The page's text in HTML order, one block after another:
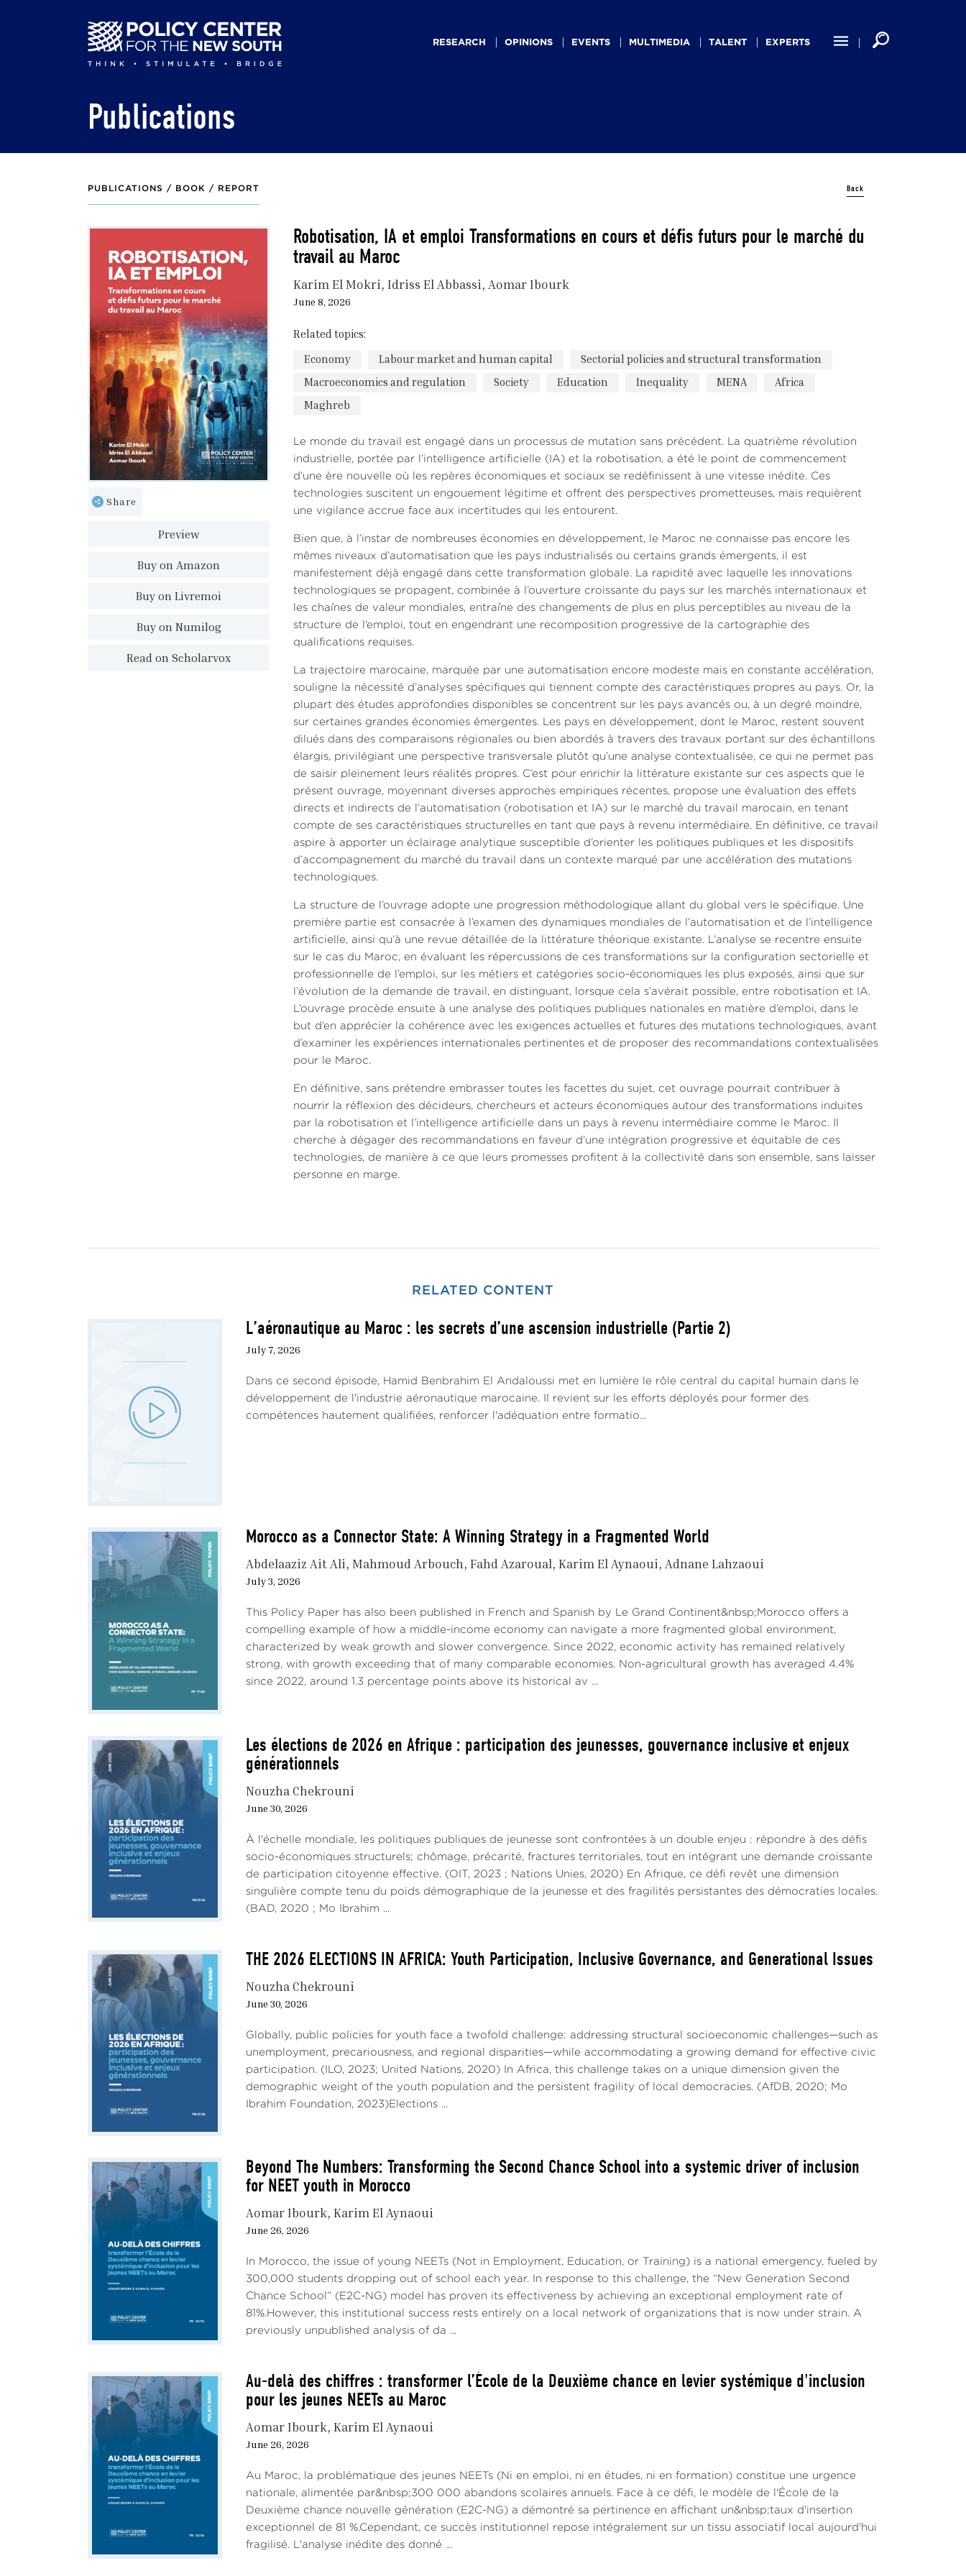
navigationRESEARCH OPINIONS EVENTS MULTIMEDIA TALENT EXPERTS
Publications
PUBLICATIONS / BOOK / REPORT Back
Share
Preview
Buy on Amazon
Buy on Livremoi
Buy on Numilog
Read on Scholarvox
Robotisation, IA et emploi Transformations en cours et défis futurs pour le marché du
travail au Maroc
Karim El Mokri Idriss El Abbassi Aomar Ibourk
June 8, 2026
Related topics:
Economy
Labour market and human capital
Sectorial policies and structural transformation
Macroeconomics and regulation
Society Education Inequality MENA
Africa
Maghreb
Le monde du travail est engagé dans un processus de mutation sans précédent. La quatrième révolution
industrielle, portée par l’intelligence artificielle (IA) et la robotisation, a été le point de commencement
d’une ère nouvelle où les repères économiques et sociaux se redéfinissent à une vitesse inédite. Ces
technologies suscitent un engouement légitime et offrent des perspectives prometteuses, mais requièrent
une vigilance accrue face aux incertitudes qui les entourent.
Bien que, à l’instar de nombreuses économies en développement, le Maroc ne connaisse pas encore les
mêmes niveaux d’automatisation que les pays industrialisés ou certains grands émergents, il est
manifestement déjà engagé dans cette transformation globale. La rapidité avec laquelle les innovations
technologiques se propagent, combinée à l’ouverture croissante du pays sur les marchés internationaux et
les chaînes de valeur mondiales, entraîne des changements de plus en plus perceptibles au niveau de la
structure de l’emploi, tout en engendrant une recomposition progressive de la cartographie des
qualifications requises.
La trajectoire marocaine, marquée par une automatisation encore modeste mais en constante accélération,
souligne la nécessité d’analyses spécifiques qui tiennent compte des caractéristiques propres au pays. Or, la
plupart des études approfondies disponibles se concentrent sur les pays avancés ou, à un degré moindre,
sur certaines grandes économies émergentes. Les pays en développement, dont le Maroc, restent souvent
dilués dans des comparaisons régionales ou bien abordés à travers des travaux portant sur des échantillons
élargis, privilégiant une perspective transversale plutôt qu’une analyse contextualisée, ce qui ne permet pas
de saisir pleinement leurs réalités propres. C’est pour enrichir la littérature existante sur ces aspects que le
présent ouvrage, moyennant diverses approches empiriques récentes, propose une évaluation des effets
directs et indirects de l’automatisation (robotisation et IA) sur le marché du travail marocain, en tenant
compte de ses caractéristiques structurelles en tant que pays à revenu intermédiaire. En définitive, ce travail
aspire à apporter un éclairage analytique susceptible d’orienter les politiques publiques et les dispositifs
d’accompagnement du marché du travail dans un contexte marqué par une accélération des mutations
technologiques.
La structure de l’ouvrage adopte une progression méthodologique allant du global vers le spécifique. Une
première partie est consacrée à l’examen des dynamiques mondiales de l’automatisation et de l’intelligence
artificielle, ainsi qu’à une revue détaillée de la littérature théorique existante. L’analyse se recentre ensuite
sur le cas du Maroc, en évaluant les répercussions de ces transformations sur la configuration sectorielle et
professionnelle de l’emploi, sur les métiers et catégories socio-économiques les plus exposés, ainsi que sur
l’évolution de la demande de travail, en distinguant, lorsque cela s’avérait possible, entre robotisation et IA.
L’ouvrage procède ensuite à une analyse des politiques publiques nationales en matière d’emploi, dans le
but d’en apprécier la cohérence avec les exigences actuelles et futures des mutations technologiques, avant
d’examiner les expériences internationales pertinentes et de proposer des recommandations contextualisées
pour le Maroc.
En définitive, sans prétendre embrasser toutes les facettes du sujet, cet ouvrage pourrait contribuer à
nourrir la réflexion des décideurs, chercheurs et acteurs économiques autour des transformations induites
par la robotisation et l’intelligence artificielle dans un pays à revenu intermédiaire comme le Maroc. Il
cherche à dégager des recommandations en faveur d’une intégration progressive et équitable de ces
technologies, de manière à ce que leurs promesses profitent à la collectivité dans son ensemble, sans laisser
personne en marge.
RELATED CONTENT
L’aéronautique au Maroc : les secrets d’une ascension industrielle (Partie 2)
July 7, 2026
Dans ce second épisode, Hamid Benbrahim El Andaloussi met en lumière le rôle central du capital humain dans le
développement de l'industrie aéronautique marocaine. Il revient sur les efforts déployés pour former des
compétences hautement qualifiées, renforcer l'adéquation entre formatio...
Morocco as a Connector State: A Winning Strategy in a Fragmented World
Abdelaaziz Ait Ali Mahmoud Arbouch Fahd Azaroual Karim El Aynaoui Adnane Lahzaoui
July 3, 2026
This Policy Paper has also been published in French and Spanish by Le Grand Continent&nbsp;Morocco offers a
compelling example of how a middle-income economy can navigate a more fragmented global environment,
characterized by weak growth and slower convergence. Since 2022, economic activity has remained relatively
strong, with growth exceeding that of many comparable economies. Non-agricultural growth has averaged 4.4%
since 2022, around 1.3 percentage points above its historical av ...
Les élections de 2026 en Afrique : participation des jeunesses, gouvernance inclusive et enjeux
générationnels
Nouzha Chekrouni
June 30, 2026
À l'échelle mondiale, les politiques publiques de jeunesse sont confrontées à un double enjeu : répondre à des défis
socio-économiques structurels; chômage, précarité, fractures territoriales, tout en intégrant une demande croissante
de participation citoyenne effective. (OIT, 2023 ; Nations Unies, 2020) En Afrique, ce défi revêt une dimension
singulière compte tenu du poids démographique de la jeunesse et des fragilités persistantes des démocraties locales.
(BAD, 2020 ; Mo Ibrahim ...
THE 2026 ELECTIONS IN AFRICA: Youth Participation, Inclusive Governance, and Generational Issues
Nouzha Chekrouni
June 30, 2026
Globally, public policies for youth face a twofold challenge: addressing structural socioeconomic challenges—such as
unemployment, precariousness, and regional disparities—while accommodating a growing demand for effective civic
participation. (ILO, 2023; United Nations, 2020) In Africa, this challenge takes on a unique dimension given the
demographic weight of the youth population and the persistent fragility of local democracies. (AfDB, 2020; Mo
Ibrahim Foundation, 2023)Elections ...
Beyond The Numbers: Transforming the Second Chance School into a systemic driver of inclusion
for NEET youth in Morocco
Aomar Ibourk Karim El Aynaoui
June 26, 2026
In Morocco, the issue of young NEETs (Not in Employment, Education, or Training) is a national emergency, fueled by
300,000 students dropping out of school each year. In response to this challenge, the “New Generation Second
Chance School” (E2C-NG) model has proven its effectiveness by achieving an exceptional employment rate of
81%.However, this institutional success rests entirely on a local network of organizations that is now under strain. A
previously unpublished analysis of da ...
Au-delà des chiffres : transformer l’École de la Deuxième chance en levier systémique d'inclusion
pour les jeunes NEETs au Maroc
Aomar Ibourk Karim El Aynaoui
June 26, 2026
Au Maroc, la problématique des jeunes NEETs (Ni en emploi, ni en études, ni en formation) constitue une urgence
nationale, alimentée par&nbsp;300 000 abandons scolaires annuels. Face à ce défi, le modèle de l'École de la
Deuxième chance nouvelle génération (E2C-NG) a démontré sa pertinence en affichant un&nbsp;taux d'insertion
exceptionnel de 81 %.Cependant, ce succès institutionnel repose intégralement sur un tissu associatif local aujourd'hui
fragilisé. L'analyse inédite des donné ...